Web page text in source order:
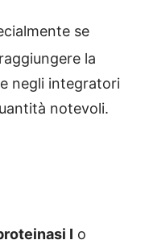
se
la
negli integratori
notevoli.
I o